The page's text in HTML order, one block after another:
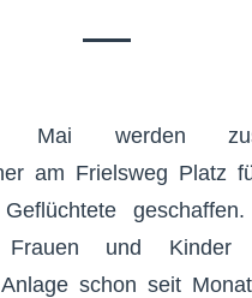
werden
am Frielsweg Platz
Frauen und
schon seit